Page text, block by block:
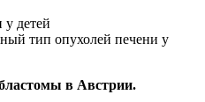
у детей
тип опухолей печени у
в Австрии.